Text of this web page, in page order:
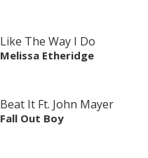
Like The Way I Do
Melissa Etheridge
Beat It Ft. John Mayer
Fall Out Boy